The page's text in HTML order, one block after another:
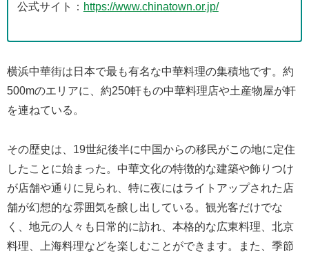
公式サイト： https://www.chinatown.or.jp/
横浜中華街は日本で最も有名な中華料理の集積地です。約
500mのエリアに、約250軒もの中華料理店や土産物屋が軒
を連ねている。
その歴史は、19世紀後半に中国からの移民がこの地に定住
したことに始まった。中華文化の特徴的な建築や飾りつけ
が店舗や通りに見られ、特に夜にはライトアップされた店
舗が幻想的な雰囲気を醸し出している。観光客だけでな
く、地元の人々も日常的に訪れ、本格的な広東料理、北京
料理、上海料理などを楽しむことができます。また、季節